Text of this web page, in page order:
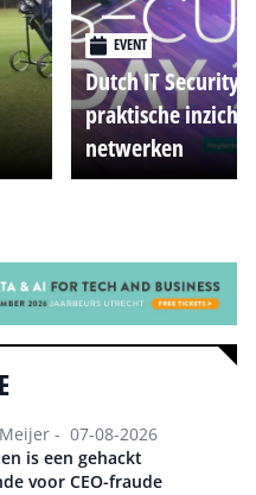
EVENT
Dutch IT Security
praktische
netwerken
- 07-08-2026
is een gehackt
voor CEO-fraude